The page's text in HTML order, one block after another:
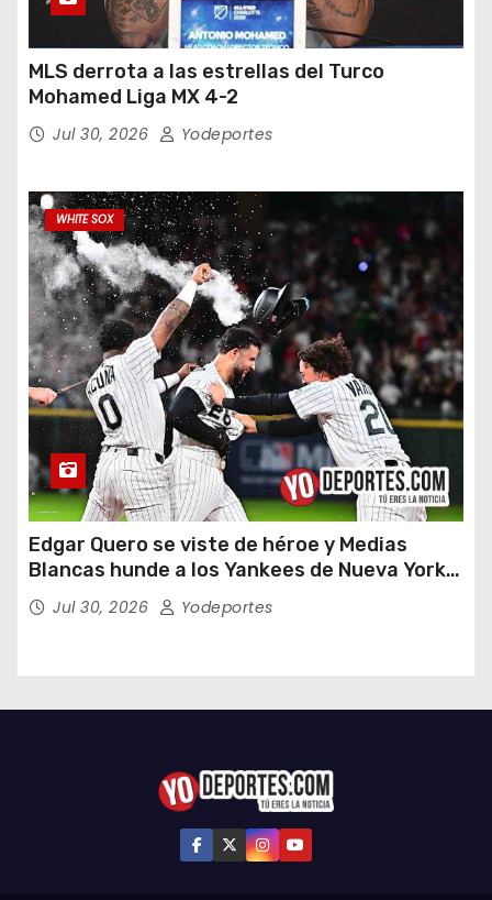
MLS derrota a las estrellas del Turco
Mohamed Liga MX 4-2
Jul 30, 2026 Yodeportes
WHITE SOX
Edgar Quero se viste de héroe y Medias
Blancas hunde a los Yankees de Nueva York
en doce entradas
Jul 30, 2026 Yodeportes